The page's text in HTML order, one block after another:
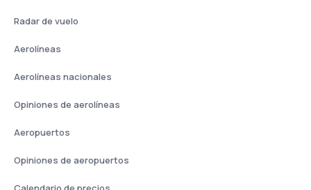
Radar de vuelo
Aerolíneas
Aerolíneas nacionales
Opiniones de aerolíneas
Aeropuertos
Opiniones de aeropuertos